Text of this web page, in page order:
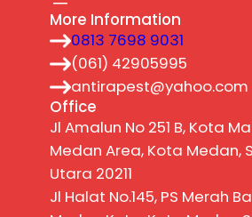
More Information
0813 7698 9031
(061) 42905995
antirapest@yahoo.com
Office
Jl Amalun No 251 B, Kota
Medan Area, Kota Medan,
Utara 20211
Jl Halat No.145, PS Merah